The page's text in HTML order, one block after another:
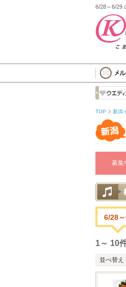
6/28～6/29
TOP 新潟
募集
6/28
1～ 10
並べ替え